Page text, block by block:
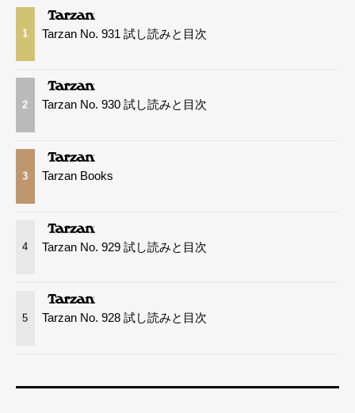
1 Tarzan No. 931 試し読みと目次
2 Tarzan No. 930 試し読みと目次
3 Tarzan Books
4 Tarzan No. 929 試し読みと目次
5 Tarzan No. 928 試し読みと目次